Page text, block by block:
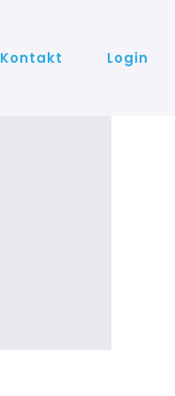
Kontakt Login